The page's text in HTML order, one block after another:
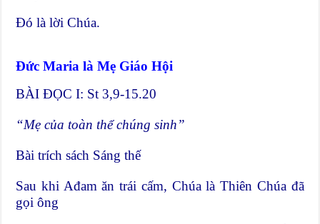
Đó là lời Chúa.
Đức Maria là Mẹ Giáo Hội
BÀI ĐỌC I: St 3,9-15.20
“Mẹ của toàn thể chúng sinh”
Bài trích sách Sáng thế
Sau khi Ađam ăn trái cấm, Chúa là Thiên Chúa đã
gọi ông